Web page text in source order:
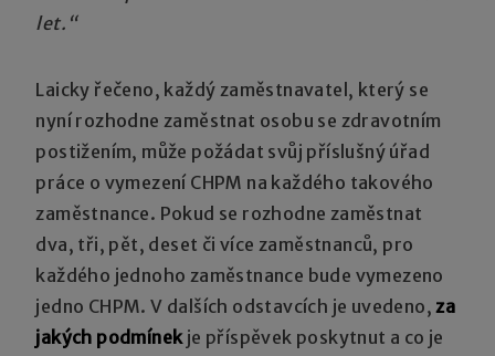
let.“
Laicky řečeno, každý zaměstnavatel, který se
nyní rozhodne zaměstnat osobu se zdravotním
postižením, může požádat svůj příslušný úřad
práce o vymezení CHPM na každého takového
zaměstnance. Pokud se rozhodne zaměstnat
dva, tři, pět, deset či více zaměstnanců, pro
každého jednoho zaměstnance bude vymezeno
jedno CHPM. V dalších odstavcích je uvedeno,za
jakých podmínekje příspěvek poskytnut a co je